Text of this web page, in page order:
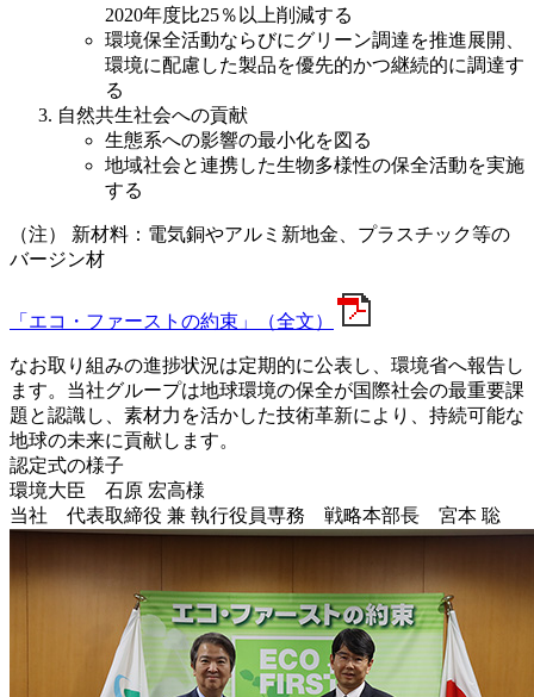
2020年度比25％以上削減する
環境保全活動ならびにグリーン調達を推進展開、
環境に配慮した製品を優先的かつ継続的に調達す
る
自然共生社会への貢献
生態系への影響の最小化を図る
地域社会と連携した生物多様性の保全活動を実施
する
（注）
新材料：電気銅やアルミ新地金、プラスチック等の
バージン材
「エコ・ファーストの約束」（全文）
なお取り組みの進捗状況は定期的に公表し、環境省へ報告し
ます。当社グループは地球環境の保全が国際社会の最重要課
題と認識し、素材力を活かした技術革新により、持続可能な
地球の未来に貢献します。
認定式の様子
環境大臣 石原 宏高様
当社 代表取締役 兼 執行役員専務 戦略本部長 宮本 聡